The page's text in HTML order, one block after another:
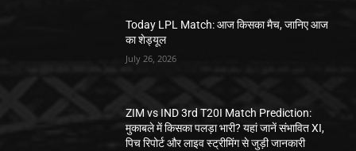
Today LPL Match: आज किसका मैच, जानिए आज
का शेड्यूल
July 26, 2026
ZIM vs IND 3rd T20I Match Prediction:
मुकाबले में किसका पलड़ा भारी? यहां जानें संभावित XI,
पिच रिपोर्ट और लाइव स्ट्रीमिंग से जुड़ी जानकारी